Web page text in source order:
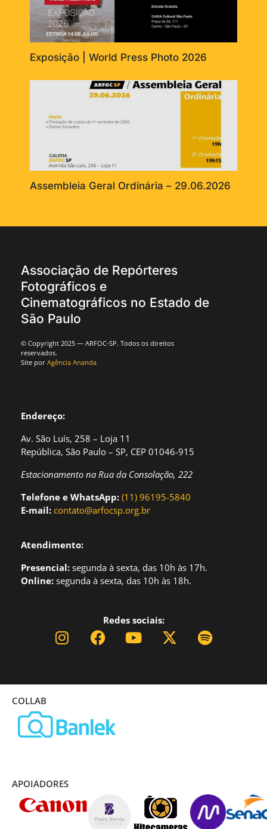
Exposição | World Press Photo 2026
Assembleia Geral Ordinária – 29.06.2026
Associação de Repórteres
Fotográficos e
Cinematográficos no Estado de
São Paulo
© Copyright 2025 — ARFOC-SP. Todos os direitos
reservados.
Site por Agência Ananda
Endereço:
Av. São Luís, 258 – Loja 11
República, São Paulo – SP, CEP 01046-915
Estacionamento na Rua da Consolação, 222
Telefone e WhatsApp: (11) 96195-5840
E-mail: contato@arfocsp.org.br
Atendimento:
Presencial: segunda à sexta, das 10h às 17h.
Online: segunda à sexta, das 10h às 18h.
Redes sociais:
COLLAB
APOIADORES